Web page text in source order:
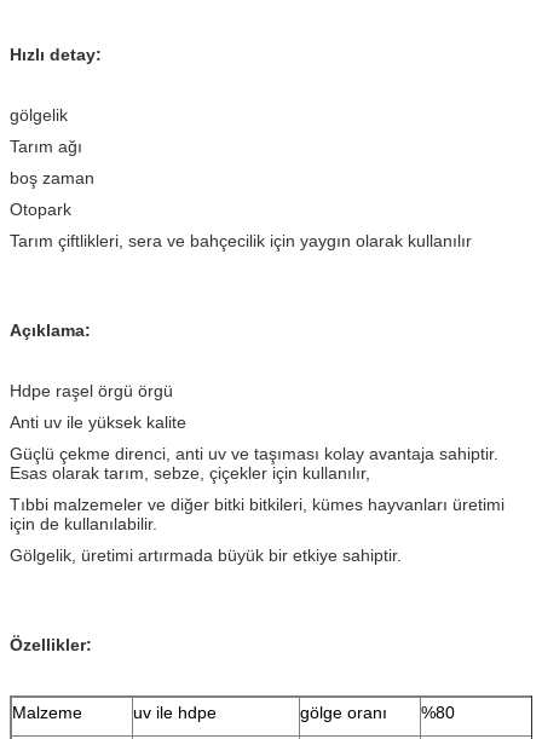
Hızlı detay:
gölgelik
Tarım ağı
boş zaman
Otopark
Tarım çiftlikleri, sera ve bahçecilik için yaygın olarak kullanılır
Açıklama:
Hdpe raşel örgü örgü
Anti uv ile yüksek kalite
Güçlü çekme direnci, anti uv ve taşıması kolay avantaja sahiptir.
Esas olarak tarım, sebze, çiçekler için kullanılır,
Tıbbi malzemeler ve diğer bitki bitkileri, kümes hayvanları üretimi
için de kullanılabilir.
Gölgelik, üretimi artırmada büyük bir etkiye sahiptir.
Özellikler:
Malzeme uv ile hdpe gölge oranı
%80